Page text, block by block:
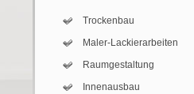
Trockenbau
Maler-Lackierarbeiten
Raumgestaltung
Innenausbau